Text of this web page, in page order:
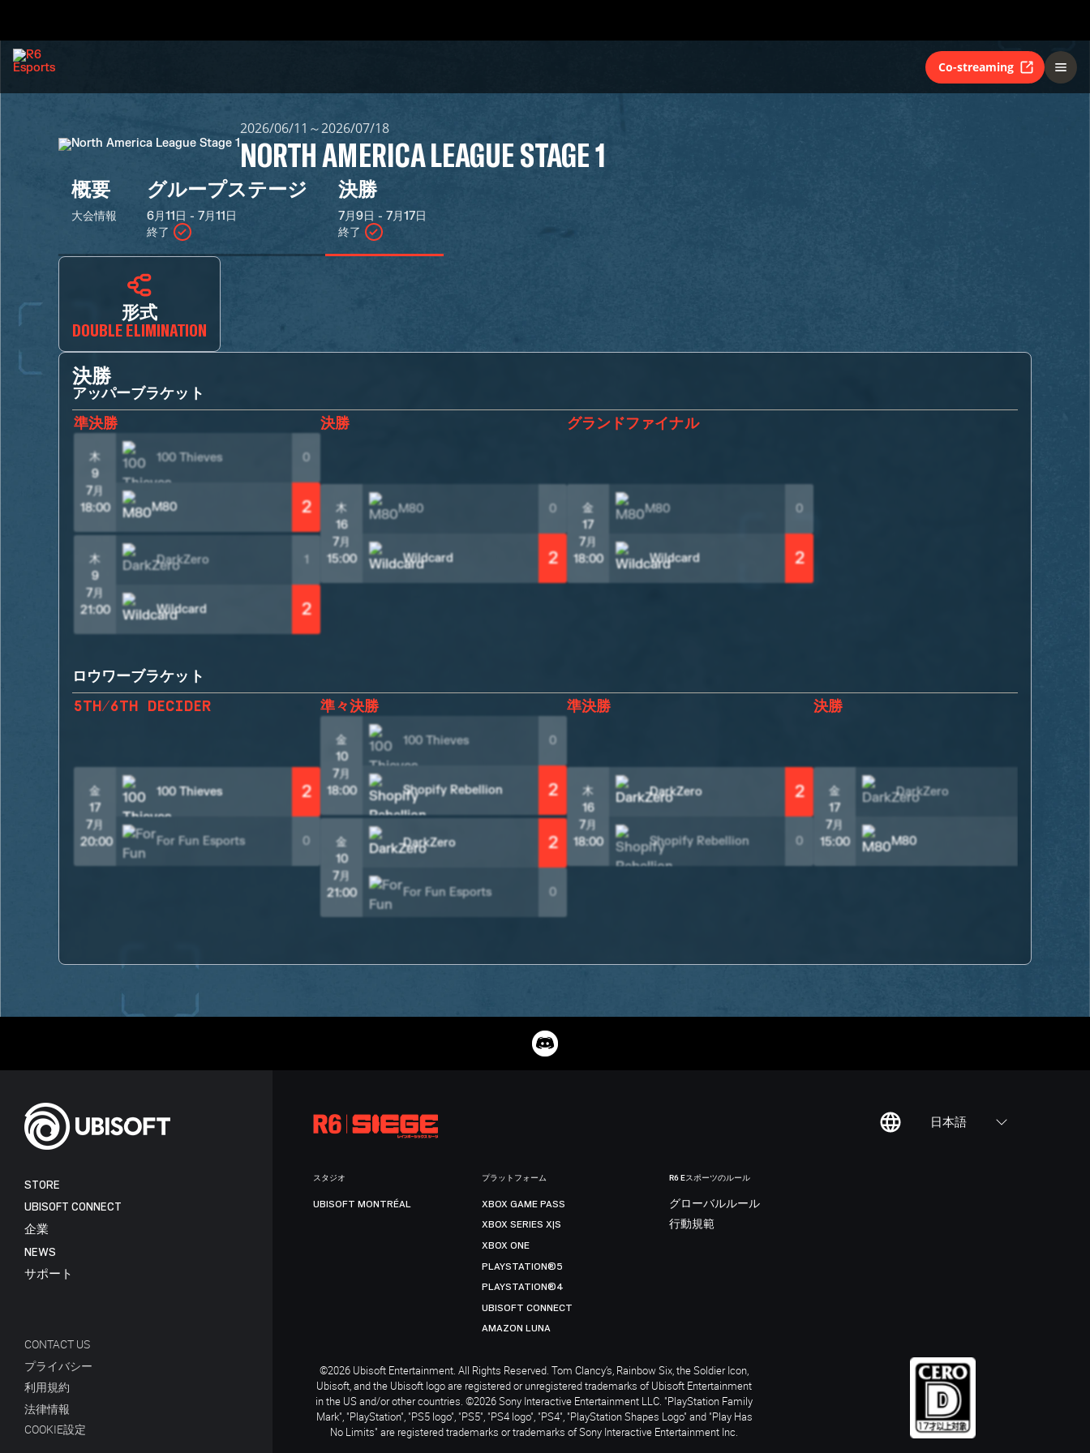
Co-streaming
2026/06/11～2026/07/18
NORTH AMERICA LEAGUE STAGE 1
概要
大会情報
グループステージ
6月11日 - 7月11日
終了
決勝
7月9日 - 7月17日
終了
形式
DOUBLE ELIMINATION
決勝
アッパーブラケット
準決勝
木
9
7月
18:00
100 Thieves 0
M80 2
木
9
7月
21:00
DarkZero 1
Wildcard 2
決勝
木
16
7月
15:00
M80 0
Wildcard 2
グランドファイナル
金
17
7月
18:00
M80 0
Wildcard 2
ロウワーブラケット
5TH/6TH DECIDER
金
17
7月
20:00
100 Thieves 2
For Fun Esports 0
準々決勝
金
10
7月
18:00
100 Thieves 0
Shopify Rebellion 2
金
10
7月
21:00
DarkZero 2
For Fun Esports 0
準決勝
木
16
7月
18:00
DarkZero 2
Shopify Rebellion 0
決勝
金
17
7月
15:00
DarkZero
M80
日本語
STORE
UBISOFT CONNECT
企業
NEWS
サポート
CONTACT US
プライバシー
利用規約
法律情報
COOKIE設定
スタジオ
UBISOFT MONTRÉAL
プラットフォーム
XBOX GAME PASS
XBOX SERIES X|S
XBOX ONE
PLAYSTATION®5
PLAYSTATION®4
UBISOFT CONNECT
AMAZON LUNA
R6 Eスポーツのルール
グローバルルール
行動規範
©2026 Ubisoft Entertainment. All Rights Reserved. Tom Clancy’s, Rainbow Six, the Soldier Icon,
Ubisoft, and the Ubisoft logo are registered or unregistered trademarks of Ubisoft Entertainment
in the US and/or other countries. ©2026 Sony Interactive Entertainment LLC. "PlayStation Family
Mark", "PlayStation", "PS5 logo", "PS5", "PS4 logo", "PS4", "PlayStation Shapes Logo" and "Play Has
No Limits" are registered trademarks or trademarks of Sony Interactive Entertainment Inc.